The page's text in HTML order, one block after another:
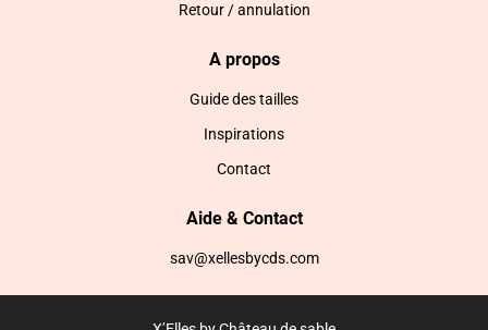
Retour / annulation
A propos
Guide des tailles
Inspirations
Contact
Aide & Contact
sav@xellesbycds.com